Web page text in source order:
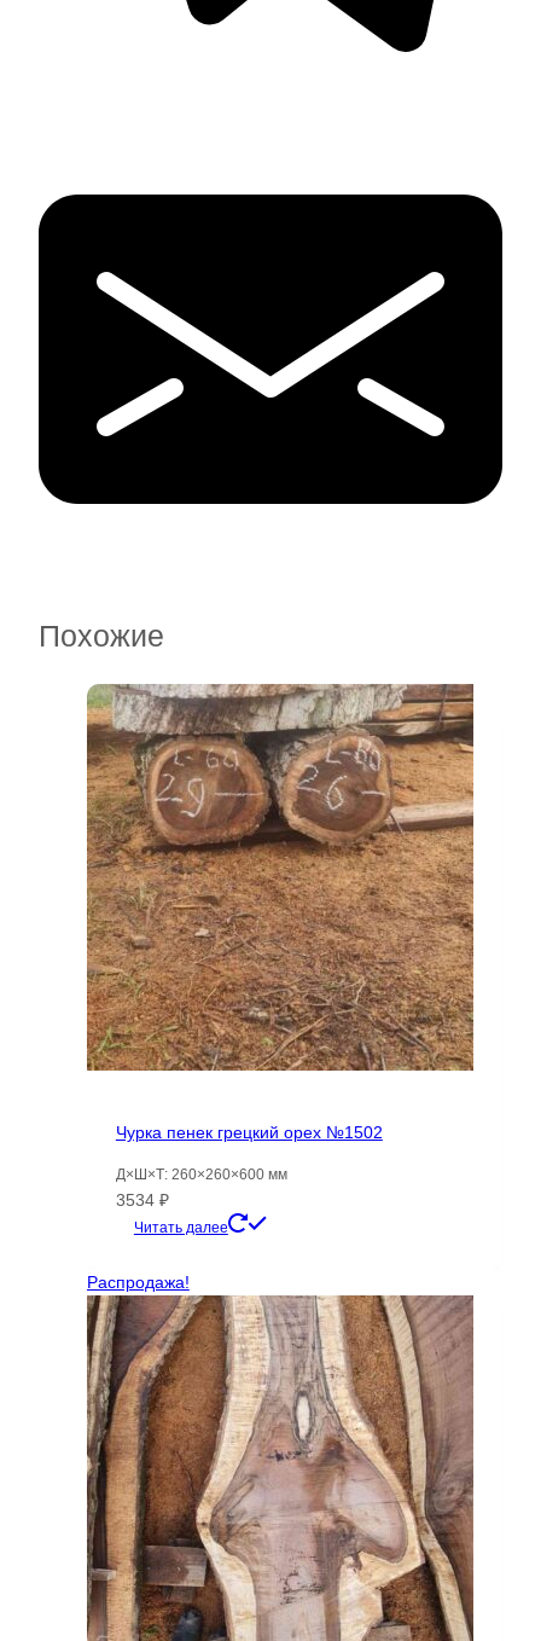
Похожие
Чурка пенек грецкий орех №1502
Д×Ш×Т: 260×260×600 мм
3534 ₽
Читать далее
Распродажа!